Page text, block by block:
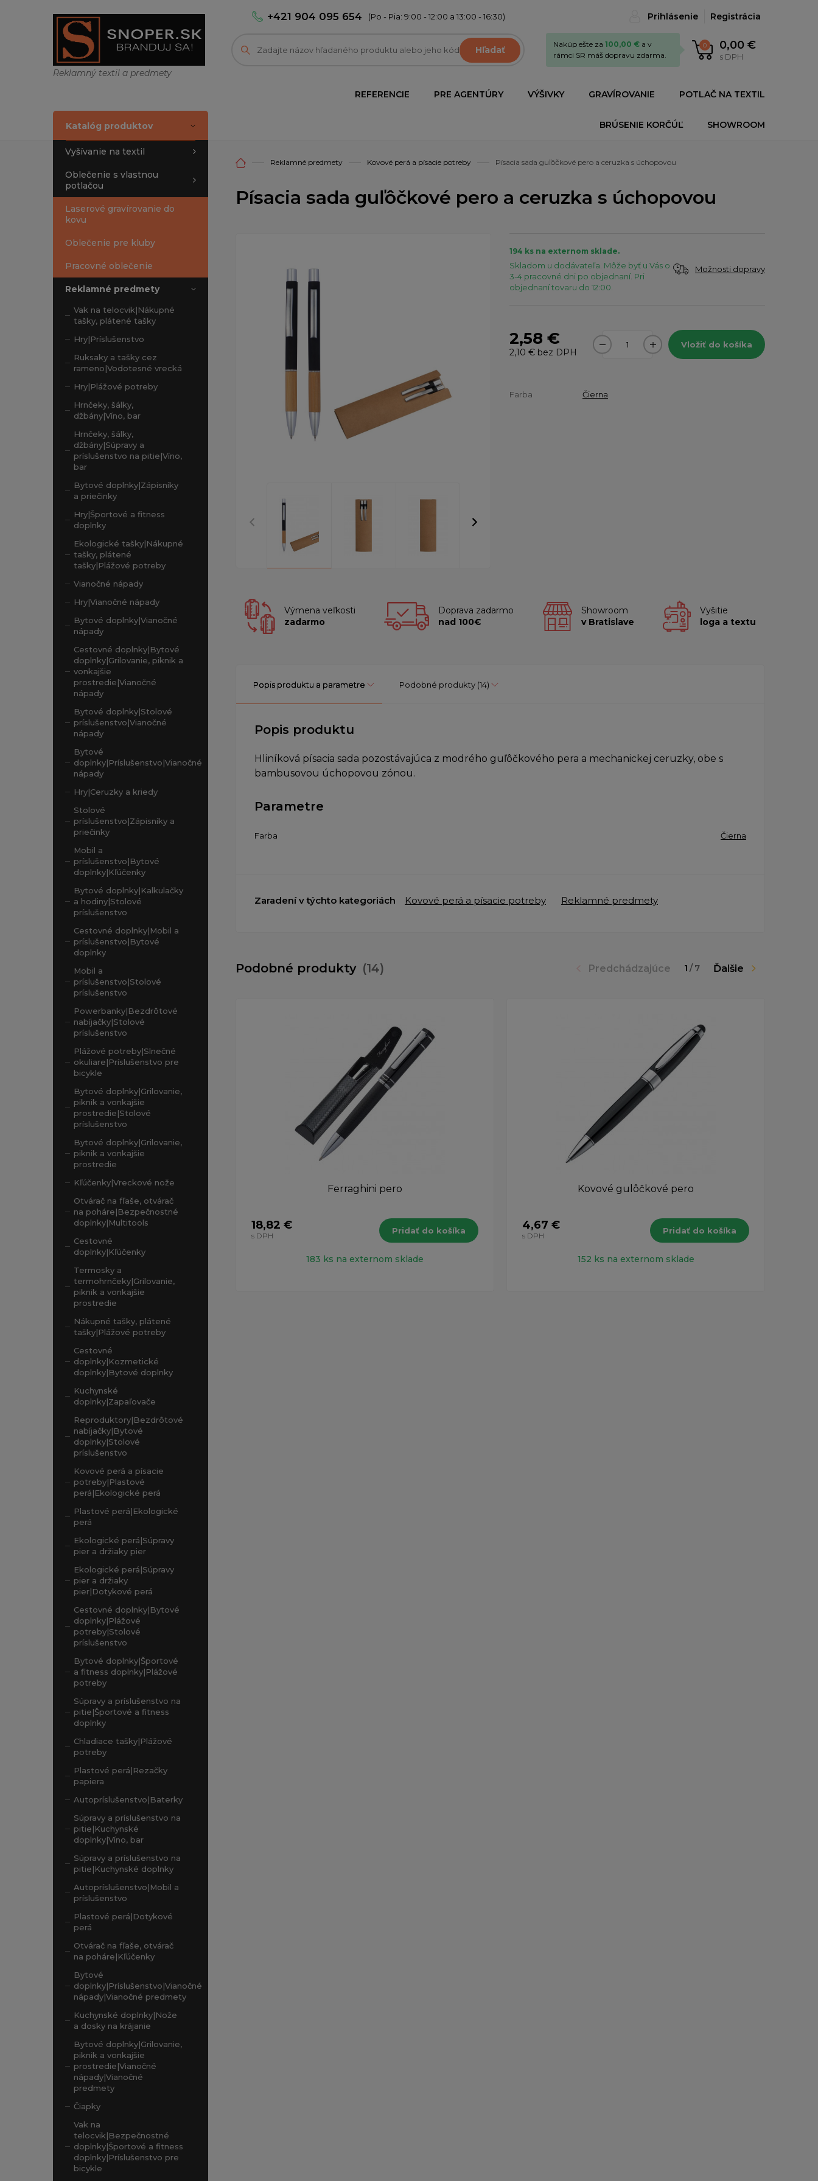
Reklamný textil a predmety
+421 904 095 654 (Po - Pia: 9:00 - 12:00 a 13:00 - 16:30) Prihlásenie Registrácia
Hľadať 0 0,00 €
s DPH
Nakúp ešte za 100,00 € a v
rámci SR máš dopravu zdarma.
REFERENCIE PRE AGENTÚRY VÝŠIVKY GRAVÍROVANIE POTLAČ NA TEXTIL
BRÚSENIE KORČÚĽ SHOWROOM
Katalóg produktov
Vyšívanie na textil
Oblečenie s vlastnou
potlačou
Laserové gravírovanie do
kovu
Oblečenie pre kluby
Pracovné oblečenie
Reklamné predmety
Vak na telocvik|Nákupné
tašky, plátené tašky
Hry|Príslušenstvo
Ruksaky a tašky cez
rameno|Vodotesné vrecká
Hry|Plážové potreby
Hrnčeky, šálky,
džbány|Víno, bar
Hrnčeky, šálky,
džbány|Súpravy a
príslušenstvo na pitie|Víno,
bar
Bytové doplnky|Zápisníky
a priečinky
Hry|Športové a fitness
doplnky
Ekologické tašky|Nákupné
tašky, plátené
tašky|Plážové potreby
Vianočné nápady
Hry|Vianočné nápady
Bytové doplnky|Vianočné
nápady
Cestovné doplnky|Bytové
doplnky|Grilovanie, piknik a
vonkajšie
prostredie|Vianočné
nápady
Bytové doplnky|Stolové
príslušenstvo|Vianočné
nápady
Bytové
doplnky|Príslušenstvo|Vianočné
nápady
Hry|Ceruzky a kriedy
Stolové
príslušenstvo|Zápisníky a
priečinky
Mobil a
príslušenstvo|Bytové
doplnky|Kľúčenky
Bytové doplnky|Kalkulačky
a hodiny|Stolové
príslušenstvo
Cestovné doplnky|Mobil a
príslušenstvo|Bytové
doplnky
Mobil a
príslušenstvo|Stolové
príslušenstvo
Powerbanky|Bezdrôtové
nabíjačky|Stolové
príslušenstvo
Plážové potreby|Slnečné
okuliare|Príslušenstvo pre
bicykle
Bytové doplnky|Grilovanie,
piknik a vonkajšie
prostredie|Stolové
príslušenstvo
Bytové doplnky|Grilovanie,
piknik a vonkajšie
prostredie
Kľúčenky|Vreckové nože
Otvárač na fľaše, otvárač
na poháre|Bezpečnostné
doplnky|Multitools
Cestovné
doplnky|Kľúčenky
Termosky a
termohrnčeky|Grilovanie,
piknik a vonkajšie
prostredie
Nákupné tašky, plátené
tašky|Plážové potreby
Cestovné
doplnky|Kozmetické
doplnky|Bytové doplnky
Kuchynské
doplnky|Zapaľovače
Reproduktory|Bezdrôtové
nabíjačky|Bytové
doplnky|Stolové
príslušenstvo
Kovové perá a písacie
potreby|Plastové
perá|Ekologické perá
Plastové perá|Ekologické
perá
Ekologické perá|Súpravy
pier a držiaky pier
Ekologické perá|Súpravy
pier a držiaky
pier|Dotykové perá
Cestovné doplnky|Bytové
doplnky|Plážové
potreby|Stolové
príslušenstvo
Bytové doplnky|Športové
a fitness doplnky|Plážové
potreby
Súpravy a príslušenstvo na
pitie|Športové a fitness
doplnky
Chladiace tašky|Plážové
potreby
Plastové perá|Rezačky
papiera
Autopríslušenstvo|Baterky
Súpravy a príslušenstvo na
pitie|Kuchynské
doplnky|Víno, bar
Súpravy a príslušenstvo na
pitie|Kuchynské doplnky
Autopríslušenstvo|Mobil a
príslušenstvo
Plastové perá|Dotykové
perá
Otvárač na fľaše, otvárač
na poháre|Kľúčenky
Bytové
doplnky|Príslušenstvo|Vianočné
nápady|Vianočné predmety
Kuchynské doplnky|Nože
a dosky na krájanie
Bytové doplnky|Grilovanie,
piknik a vonkajšie
prostredie|Vianočné
nápady|Vianočné
predmety
Čiapky
Vak na
telocvik|Bezpečnostné
doplnky|Športové a fitness
doplnky|Príslušenstvo pre
bicykle
Reklamné predmety Kovové perá a písacie potreby Písacia sada guľôčkové pero a ceruzka s úchopovou
Písacia sada guľôčkové pero a ceruzka s úchopovou
194 ks na externom sklade.
Skladom u dodávateľa. Môže byť u Vás o
3-4 pracovné dni po objednaní. Pri
objednaní tovaru do 12:00.
Možnosti dopravy
2,58 €
2,10 € bez DPH
Vložiť do košíka
Farba Čierna
Výmena veľkosti
zadarmo
Doprava zadarmo
nad 100€
Showroom
v Bratislave
Vyšitie
loga a textu
Popis produktu a parametre Podobné produkty (14)
Popis produktu
Hliníková písacia sada pozostávajúca z modrého guľôčkového pera a mechanickej ceruzky, obe s
bambusovou úchopovou zónou.
Parametre
Farba Čierna
Zaradení v týchto kategoriách Kovové perá a písacie potreby Reklamné predmety
Podobné produkty (14) Predchádzajúce 1 / 7 Ďalšie
Ferraghini pero
18,82 €
s DPH
Pridať do košíka
183 ks na externom sklade
Kovové gulôčkové pero
4,67 €
s DPH
Pridať do košíka
152 ks na externom sklade